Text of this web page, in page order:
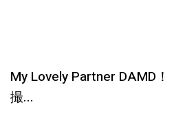
My Lovely Partner DAMD！
撮...